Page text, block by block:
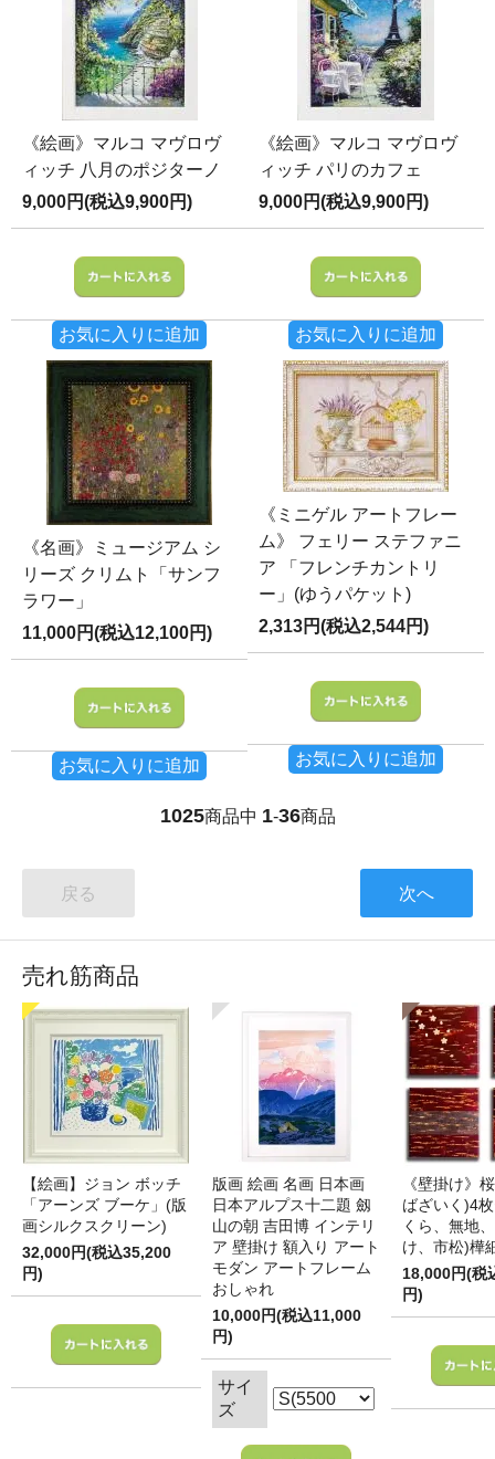
《絵画》マルコ マヴロヴ
ィッチ 八月のポジターノ
9,000円(税込9,900円)
お気に入りに追加
《絵画》マルコ マヴロヴ
ィッチ パリのカフェ
9,000円(税込9,900円)
お気に入りに追加
《名画》ミュージアム シ
リーズ クリムト「サンフ
ラワー」
11,000円(税込12,100円)
お気に入りに追加
《ミニゲル アートフレー
ム》 フェリー ステファニ
ア 「フレンチカントリ
ー」(ゆうパケット)
2,313円(税込2,544円)
お気に入りに追加
1025商品中 1-36商品
戻る 次へ
売れ筋商品
【絵画】ジョン ボッチ
「アーンズ ブーケ」(版
画シルクスクリーン)
32,000円(税込35,200
円)
版画 絵画 名画 日本画
日本アルプス十二題 劔
山の朝 吉田博 インテリ
ア 壁掛け 額入り アート
モダン アートフレーム
おしゃれ
10,000円(税込11,000
円)
サイ
ズ
《壁掛け》
ばざいく)4
くら、無地
け、市松)樺
18,000円(税
円)